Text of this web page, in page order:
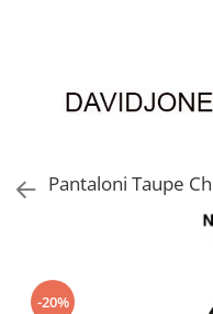
Accesorii
Genti din piele
Incaltaminte
Pantaloni Taupe
-20%